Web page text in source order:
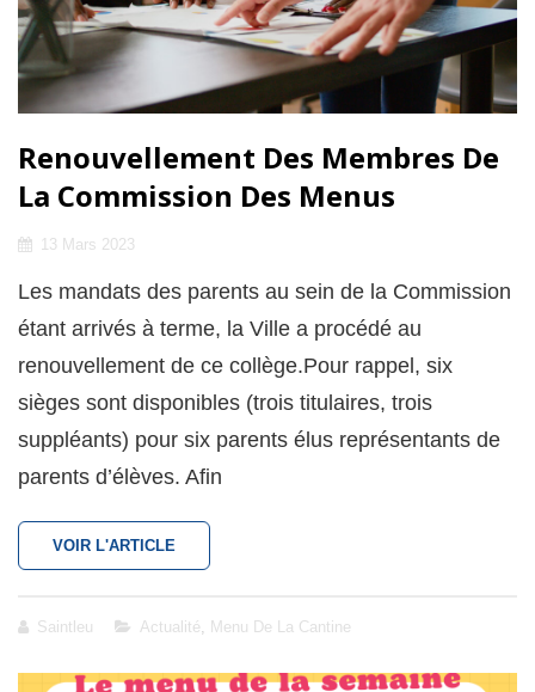
Renouvellement Des Membres De
La Commission Des Menus
Posted
13 Mars 2023
Les mandats des parents au sein de la Commission
étant arrivés à terme, la Ville a procédé au
renouvellement de ce collège.Pour rappel, six
sièges sont disponibles (trois titulaires, trois
suppléants) pour six parents élus représentants de
parents d’élèves. Afin
VOIR L'ARTICLE
DES
LA
DES
Saintleu
Cat
Actualité, Menu De La Cantine